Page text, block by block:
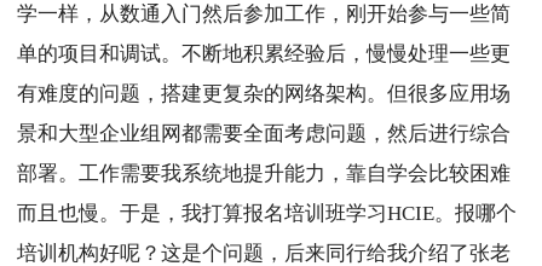
学一样，从数通入门然后参加工作，刚开始参与一些简
单的项目和调试。不断地积累经验后，慢慢处理一些更
有难度的问题，搭建更复杂的网络架构。但很多应用场
景和大型企业组网都需要全面考虑问题，然后进行综合
部署。工作需要我系统地提升能力，靠自学会比较困难
而且也慢。于是，我打算报名培训班学习HCIE。报哪个
培训机构好呢？这是个问题，后来同行给我介绍了张老